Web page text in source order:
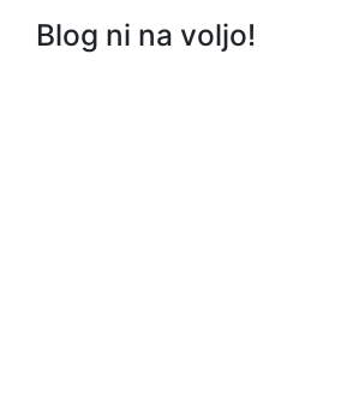
Blog ni na voljo!